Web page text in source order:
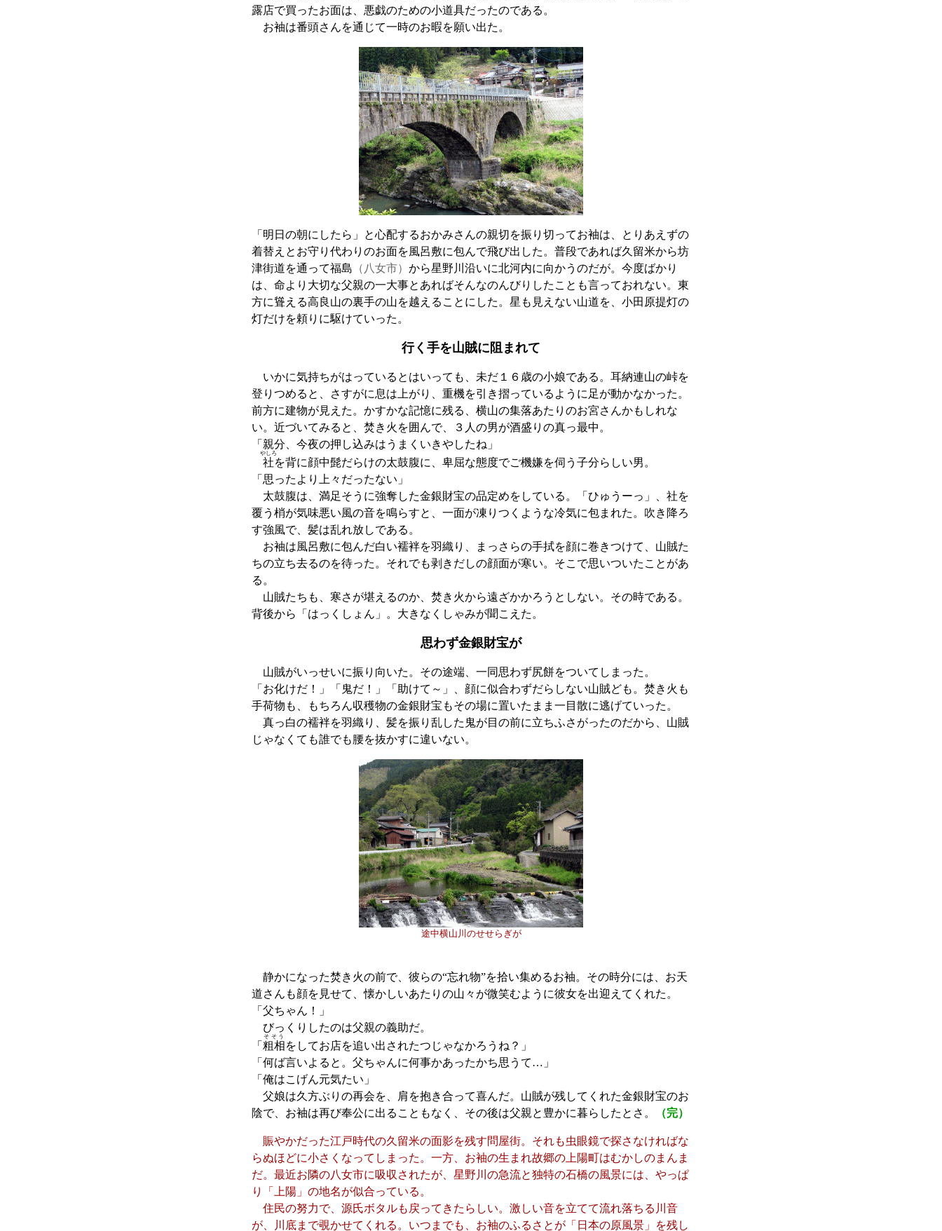
露店で買ったお面は、悪戯のための小道具だったのである。
お袖は番頭さんを通じて一時のお暇を願い出た。
「明日の朝にしたら」と心配するおかみさんの親切を振り切ってお袖は、とりあえずの
着替えとお守り代わりのお面を風呂敷に包んで飛び出した。普段であれば久留米から坊
津街道を通って福島 （八女市） から星野川沿いに北河内に向かうのだが。今度ばかり
は、命より大切な父親の一大事とあればそんなのんびりしたことも言っておれない。東
方に聳える高良山の裏手の山を越えることにした。星も見えない山道を、小田原提灯の
灯だけを頼りに駆けていった。
行く手を山賊に阻まれて
いかに気持ちがはっているとはいっても、未だ１６歳の小娘である。耳納連山の峠を
登りつめると、さすがに息は上がり、重機を引き摺っているように足が動かなかった。
前方に建物が見えた。かすかな記憶に残る、横山の集落あたりのお宮さんかもしれな
い。近づいてみると、焚き火を囲んで、３人の男が酒盛りの真っ最中。
「親分、今夜の押し込みはうまくいきやしたね」
社
やしろ
を背に顔中髭だらけの太鼓腹に、卑屈な態度でご機嫌を伺う子分らしい男。
「思ったより上々だったない」
太鼓腹は、満足そうに強奪した金銀財宝の品定めをしている。「ひゅうーっ」、社を
覆う梢が気味悪い風の音を鳴らすと、一面が凍りつくような冷気に包まれた。吹き降ろ
す強風で、髪は乱れ放しである。
お袖は風呂敷に包んだ白い襦袢を羽織り、まっさらの手拭を顔に巻きつけて、山賊た
ちの立ち去るのを待った。それでも剥きだしの顔面が寒い。そこで思いついたことがあ
る。
山賊たちも、寒さが堪えるのか、焚き火から遠ざかかろうとしない。その時である。
背後から「はっくしょん」。大きなくしゃみが聞こえた。
思わず金銀財宝が
山賊がいっせいに振り向いた。その途端、一同思わず尻餅をついてしまった。
「お化けだ！」「鬼だ！」「助けて～」、顔に似合わずだらしない山賊ども。焚き火も
手荷物も、もちろん収穫物の金銀財宝もその場に置いたまま一目散に逃げていった。
真っ白の襦袢を羽織り、髪を振り乱した鬼が目の前に立ちふさがったのだから、山賊
じゃなくても誰でも腰を抜かすに違いない。
途中横山川のせせらぎが
静かになった焚き火の前で、彼らの“忘れ物”を拾い集めるお袖。その時分には、お天
道さんも顔を見せて、懐かしいあたりの山々が微笑むように彼女を出迎えてくれた。
「父ちゃん！」
びっくりしたのは父親の義助だ。
「 粗相
そそう
をしてお店を追い出されたつじゃなかろうね？」
「何ば言いよると。父ちゃんに何事かあったかち思うて…」
「俺はこげん元気たい」
父娘は久方ぶりの再会を、肩を抱き合って喜んだ。山賊が残してくれた金銀財宝のお
陰で、お袖は再び奉公に出ることもなく、その後は父親と豊かに暮らしたとさ。
（完）
賑やかだった江戸時代の久留米の面影を残す問屋街。それも虫眼鏡で探さなければな
らぬほどに小さくなってしまった。一方、お袖の生まれ故郷の上陽町はむかしのまんま
だ。最近お隣の八女市に吸収されたが、星野川の急流と独特の石橋の風景には、やっぱ
り「上陽」の地名が似合っている。
住民の努力で、源氏ボタルも戻ってきたらしい。激しい音を立てて流れ落ちる川音
が、川底まで覗かせてくれる。いつまでも、お袖のふるさとが「日本の原風景」を残し